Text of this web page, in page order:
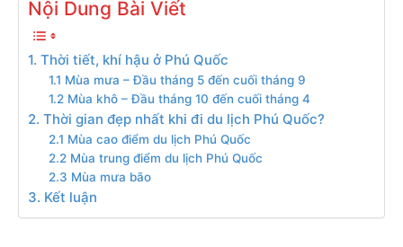
Nội Dung Bài Viết
1. Thời tiết, khí hậu ở Phú Quốc
1.1 Mùa mưa – Đầu tháng 5 đến cuối tháng 9
1.2 Mùa khô – Đầu tháng 10 đến cuối tháng 4
2. Thời gian đẹp nhất khi đi du lịch Phú Quốc?
2.1 Mùa cao điểm du lịch Phú Quốc
2.2 Mùa trung điểm du lịch Phú Quốc
2.3 Mùa mưa bão
3. Kết luận